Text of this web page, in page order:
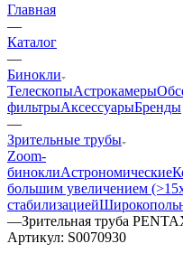
Главная
—
Каталог
—
Бинокли
ТелескопыАстрокамеры
фильтрыАксессуарыБренды
—
Зрительные трубы
Zoom-
биноклиАстрономические
большим увеличением
стабилизацией
—Зрительная труба
Артикул: S0070930